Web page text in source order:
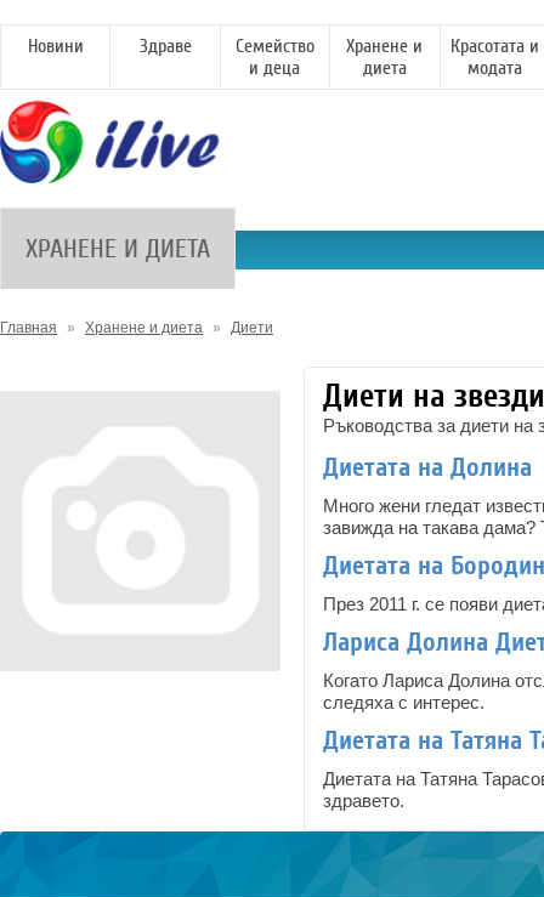
Новини Здраве
Семейство
и деца
Хранене и
диета
Красотата и
модата
ХРАНЕНЕ И ДИЕТА
Главная » Хранене и диета » Диети
Диети на
Ръководства за диети на
Диетата на Долина
Много жени гледат
завижда на такава дама?
Диетата на
През 2011 г. се появи
Лариса Долина
Когато Лариса Долина
следяха с интерес.
Диетата на Татяна
Диетата на Татяна
здравето.